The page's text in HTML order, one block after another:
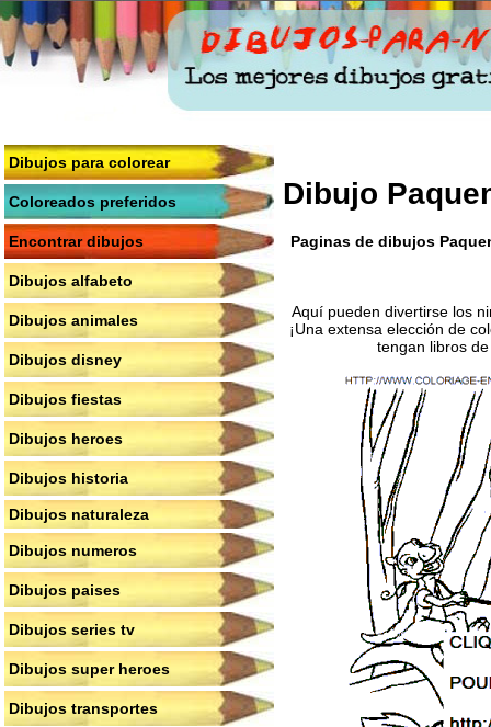
Dibujos para colorear
Coloreados preferidos
Encontrar dibujos
Dibujos alfabeto
Dibujos animales
Dibujos disney
Dibujos fiestas
Dibujos heroes
Dibujos historia
Dibujos naturaleza
Dibujos numeros
Dibujos paises
Dibujos series tv
Dibujos super heroes
Dibujos transportes
Dibujo
Paginas de dibujos
Aquí pueden divertirse los
¡Una extensa elección de
tengan libros